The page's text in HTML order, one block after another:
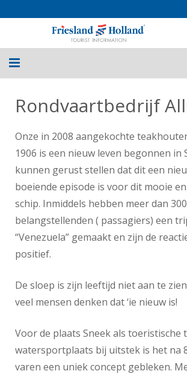
Fietsvakanties
Over Friesland
Nieuws
Rondvaartbedrijf
Onze in 2008 aangekochte
1906 is een nieuw leven begonnen in
kunnen gerust stellen dat dit een
boeiende episode is voor dit mooie
schip. Inmiddels hebben meer dan
belangstellenden ( passagiers) een
“Venezuela” gemaakt en zijn de
positief.
De sloep is zijn leeftijd niet aan te
veel mensen denken dat ‘ie nieuw is!
Voor de plaats Sneek als toeristische
watersportplaats bij uitstek is het na
varen een uniek concept gebleken.